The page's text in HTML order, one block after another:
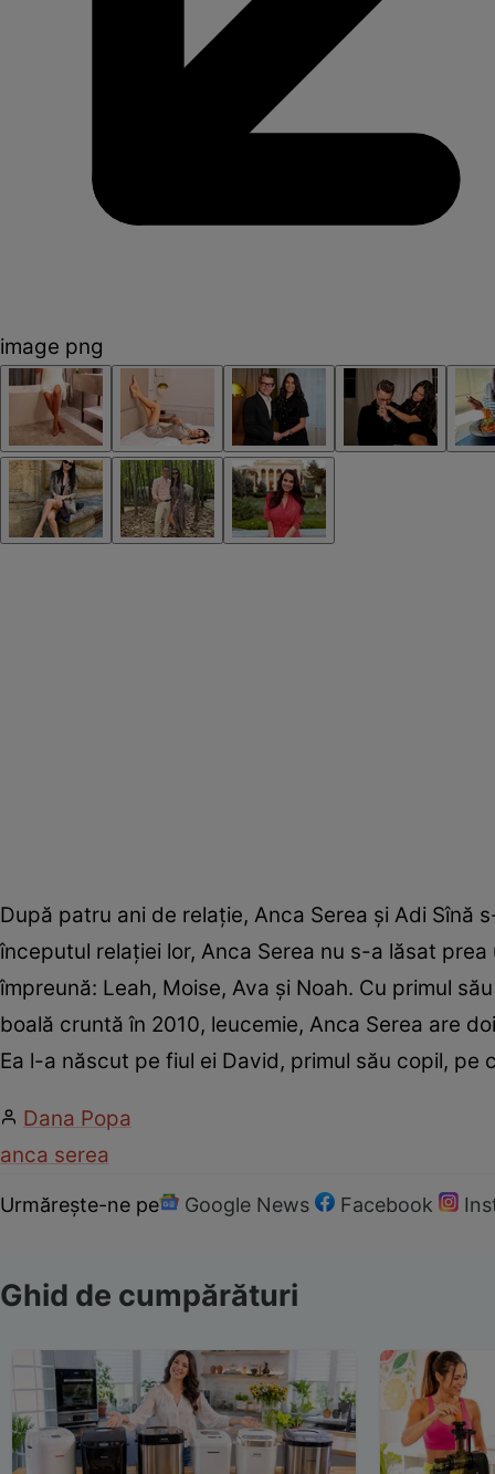
image png
După patru ani de relație, Anca Serea și Adi Sînă
începutul relației lor, Anca Serea nu s-a lăsat
împreună: Leah, Moise, Ava și Noah. Cu primul
boală cruntă în 2010, leucemie, Anca Serea are
Ea l-a născut pe fiul ei David, primul său copil, pe
Dana Popa
anca serea
Urmărește-ne pe Google News Facebook
Ghid de cumpărături